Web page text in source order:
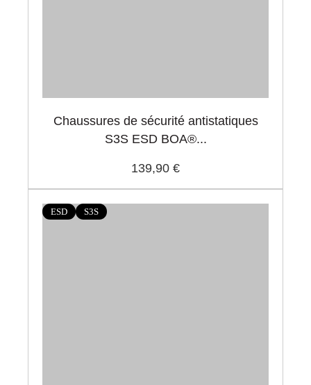
Chaussures de sécurité antistatiques
S3S ESD BOA®...
139,90 €
ESD S3S